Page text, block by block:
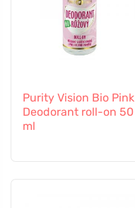
Purity Vision Bio Pink
Deodorant roll-on 50
ml